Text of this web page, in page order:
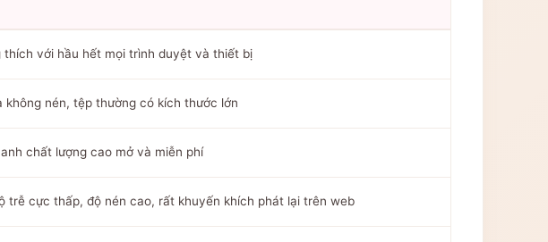
thích với hầu hết mọi trình duyệt và thiết bị
không nén, tệp thường có kích thước lớn
chất lượng cao mở và miễn phí
trễ cực thấp, độ nén cao, rất khuyến khích phát lại trên web